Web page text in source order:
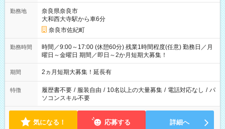
勤務地
奈良県奈良市
大和西大寺駅から車6分
奈良市佐紀町
勤務時間
時間／9:00～17:00 (休憩60分) 残業1時間程度(任意) 勤務日／月
曜日～金曜日 期間／即日～2か月短期大募集！
期間 2ヵ月短期大募集！延長有
特徴 履歴書不要 / 服装自由 / 10名以上の大量募集 / 電話対応なし / パ
ソコンスキル不要
気になる！ 応募する 詳細へ